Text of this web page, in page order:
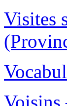
Visites